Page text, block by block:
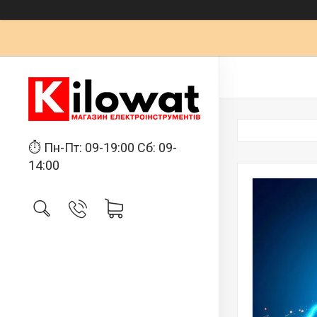
⏱ Пн-Пт: 09-19:00 Сб: 09-
14:00